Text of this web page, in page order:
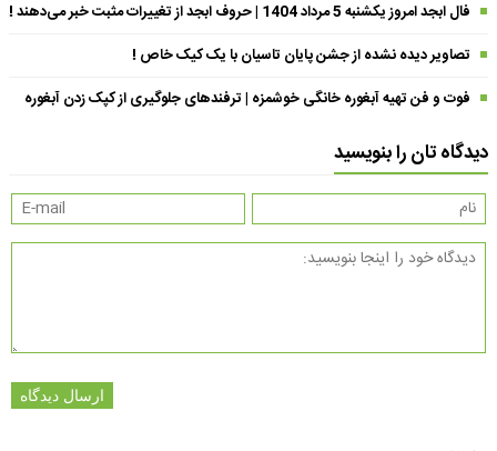
فال ابجد امروز یکشنبه 5 مرداد 1404 | حروف ابجد از تغییرات مثبت خبر می‌دهند !
تصاویر دیده نشده از جشن پایان تاسیان با یک کیک خاص !
فوت و فن تهیه آبغوره خانگی خوشمزه | ترفندهای جلوگیری از کپک زدن آبغوره
دیدگاه تان را بنویسید
ارسال دیدگاه